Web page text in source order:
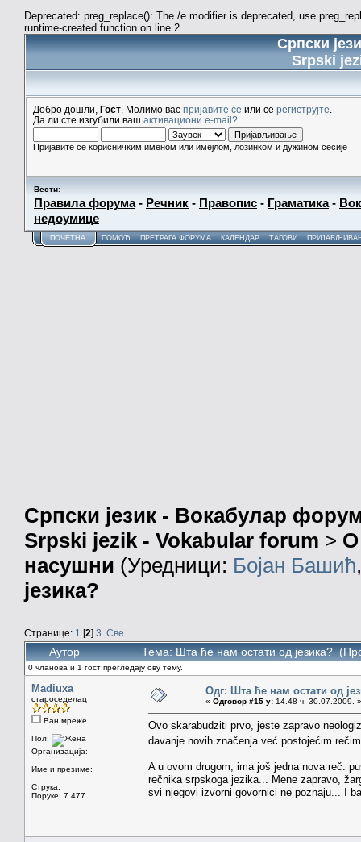
Deprecated: preg_replace(): The /e modifier is deprecated, use
runtime-created function on line 2
Српски
Srpski
Добро дошли, Гост . Молимо вас пријавите се или се региструјте
Да ли сте изгубили ваш активациони e-mail?
Пријавите се корисничким именом или имејлом, лозинком и дужином сесије
Вести:
Правила форума- Речник - Правопис - Граматика-
недоумице
ПОЧЕТНА ПОМОЋ ПРЕТРАГА ФОРУМА КАЛЕНДАР ТАГОВИ
Српски језик - Вокабулар
Srpski jezik - Vokabular forum > О
насушни (Уредници: Бојан Башић
језика?
Странице: 1 [2] 3 Све
Аутор Тема: Шта ће нам остати од језика?
0 чланова и 1 гост прегледају ову тему.
Madiuxa
староседелац
Ван мреже
Пол:
Организација:
Име и презиме:
Струка:
Поруке: 7.477
Одг: Шта ће нам остати од
« Одговор #15 у: 14.48 ч. 30.07.2009. »
Ovo skarabudziti prvo, jeste zapravo
davanje novih značenja već postojećim
A u ovom drugom, ima još jedna nova reč:
rečnika srpskoga jezika... Mene zapravo,
svi njegovi izvorni govornici ne poznaju... I